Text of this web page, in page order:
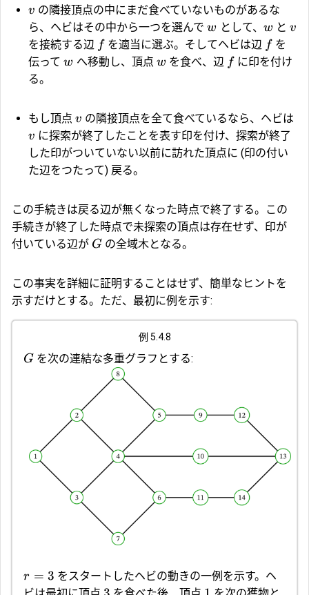
v の隣接頂点の中にまだ食べていないものがあるな
ら、ヘビはその中から一つを選んで w として、 w とv
を接続する辺 f を適当に選ぶ。そしてヘビは辺 f を
伝って w へ移動し、頂点 w を食べ、辺 f に印を付け
る。
もし頂点 v の隣接頂点を全て食べているなら、ヘビは
v に探索が終了したことを表す印を付け、探索が終了
した印がついていない以前に訪れた頂点に (印の付い
た辺をつたって) 戻る。
この手続きは戻る辺が無くなった時点で終了する。この
手続きが終了した時点で未探索の頂点は存在せず、印が
付いている辺が G の全域木となる。
この事実を詳細に証明することはせず、簡単なヒントを
示すだけとする。ただ、最初に例を示す:
例 5.4.8
G を次の連結な多重グラフとする:
r = 3 をスタートしたヘビの動きの一例を示す。ヘ